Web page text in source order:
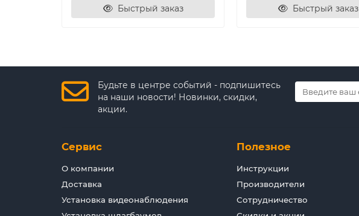
Быстрый заказ Быстрый заказ
Будьте в центре событий - подпишитесь
на наши новости! Новинки, скидки,
акции.
Сервис
О компании
Доставка
Установка видеонаблюдения
Полезное
Инструкции
Производители
Сотрудничество